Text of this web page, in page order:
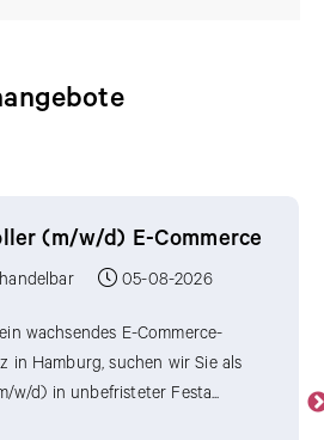
(m/w/d) E-Commerce
05-08-2026
wachsendes E-Commerce-
in Hamburg, suchen wir Sie als
w/d) in unbefristeter Festa...